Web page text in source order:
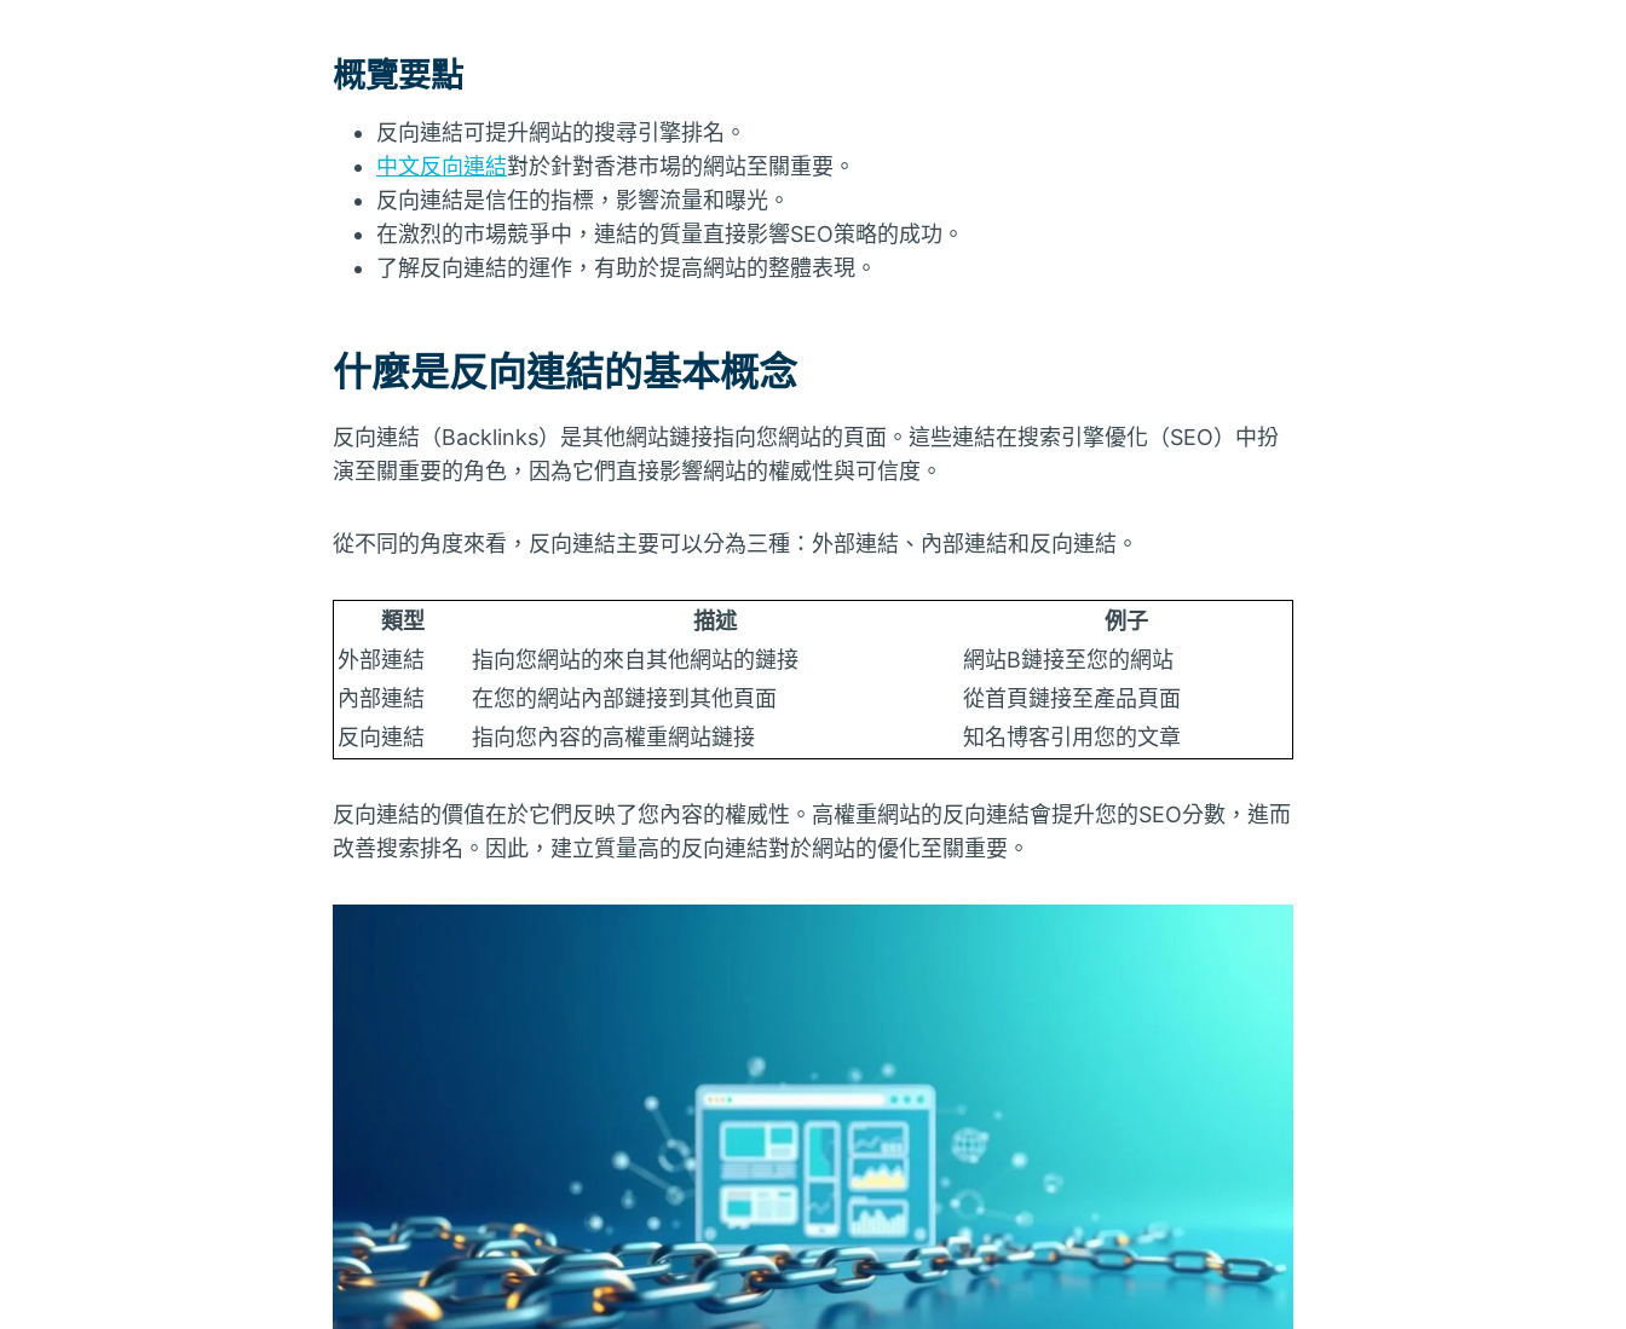
概覽要點
反向連結可提升網站的搜尋引擎排名。
中文反向連結對於針對香港市場的網站至關重要。
反向連結是信任的指標，影響流量和曝光。
在激烈的市場競爭中，連結的質量直接影響SEO策略的成功。
了解反向連結的運作，有助於提高網站的整體表現。
什麼是反向連結的基本概念
反向連結（Backlinks）是其他網站鏈接指向您網站的頁面。這些連結在搜索引擎優化（SEO）中扮
演至關重要的角色，因為它們直接影響網站的權威性與可信度。
從不同的角度來看，反向連結主要可以分為三種：外部連結、內部連結和反向連結。
類型 描述
例子
外部連結
指向您網站的來自其他網站的鏈接
網站B鏈接至您的網站
內部連結
在您的網站內部鏈接到其他頁面
從首頁鏈接至產品頁面
反向連結
指向您內容的高權重網站鏈接 知名博客引用您的文章
反向連結的價值在於它們反映了您內容的權威性。高權重網站的反向連結會提升您的SEO分數，進而
改善搜索排名。因此，建立質量高的反向連結對於網站的優化至關重要。